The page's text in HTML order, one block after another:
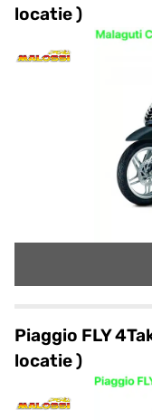
locatie )
Piaggio FLY
locatie )